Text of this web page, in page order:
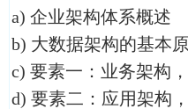
a) 企业架构体系概述
b) 大数据架构的基本
c) 要素一：业务架构
d) 要素二：应用架构